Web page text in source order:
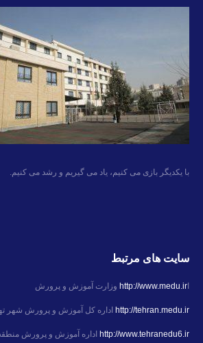
با یکدیگر بازی می کنیم، یاد می گیریم و رشد می کنیم.
سایت های مرتبط
http://www.medu.ir وزارت آموزش و پرورش
http://tehran.medu.ir اداره کل آموزش و پرورش شهر
http://www.tehranedu6.ir اداره آموزش و پرورش منطقه